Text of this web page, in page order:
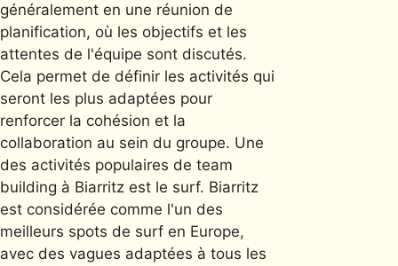
généralement en une réunion de
planification, où les objectifs et les
attentes de l'équipe sont discutés.
Cela permet de définir les activités qui
seront les plus adaptées pour
renforcer la cohésion et la
collaboration au sein du groupe. Une
des activités populaires de team
building à Biarritz est le surf. Biarritz
est considérée comme l'un des
meilleurs spots de surf en Europe,
avec des vagues adaptées à tous les